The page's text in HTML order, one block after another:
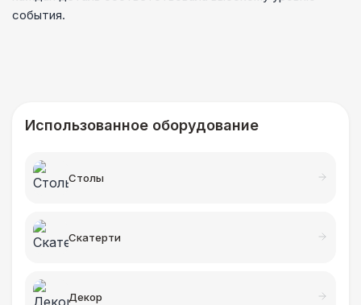
события.
Использованное оборудование
Столы
Cкатерти
Декор